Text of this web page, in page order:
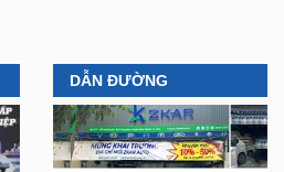
DẪN ĐƯỜNG